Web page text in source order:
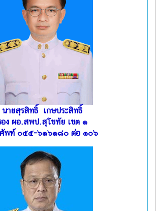
นายสุรสิทธิ์ เกษประสิทธิ์
อง ผอ.สพป.สุโขทัย เขต ๑
ศัพท์ ๐๕๕-๖๑๖๑๘๐ ต่อ ๑๐๖